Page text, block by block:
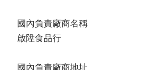
國內負責廠商名稱
啟陞食品行
國內負責廠商地址